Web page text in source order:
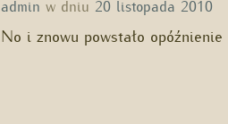
admin w dniu 20 listopada 2010
No i znowu powstało opóźnienie